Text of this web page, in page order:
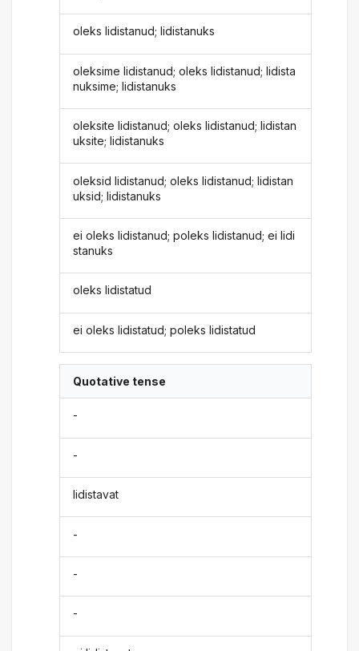
oleks lidistanud; lidistanuks
oleksime lidistanud; oleks lidistanud; lidista
nuksime; lidistanuks
oleksite lidistanud; oleks lidistanud; lidistan
uksite; lidistanuks
oleksid lidistanud; oleks lidistanud; lidistan
uksid; lidistanuks
ei oleks lidistanud; poleks lidistanud; ei lidi
stanuks
oleks lidistatud
ei oleks lidistatud; poleks lidistatud
Quotative tense
-
-
lidistavat
-
-
-